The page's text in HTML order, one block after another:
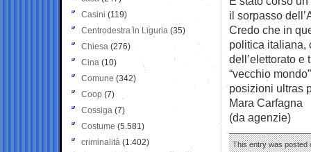
il sorpasso
Credo che in
politica italiana,
dell’elettorato e
“vecchio
posizioni ultras
Mara Carfagna
(da agenzie)
This entry was posted
Casini (119)
Centrodestra in Liguria (35)
Chiesa (276)
Cina (10)
Comune (342)
Coop (7)
Cossiga (7)
Costume (5.581)
criminalità (1.402)